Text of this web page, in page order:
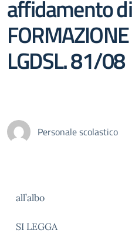
affidamento
LGDSL. 81/08
Personale scolastico
all’albo
SI LEGGA